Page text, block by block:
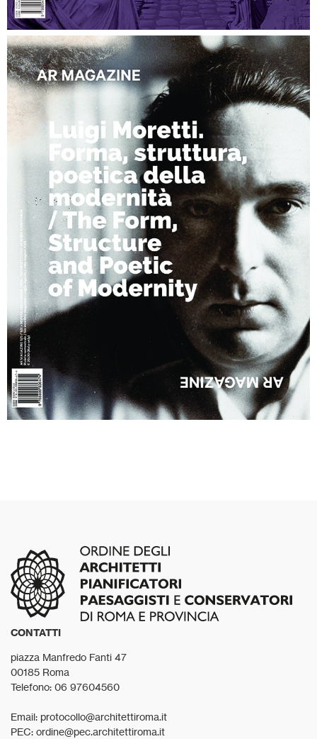
CONTATTI
piazza Manfredo Fanti 47
00185 Roma
Telefono: 06 97604560
Email: protocollo@architettiroma.it
PEC: ordine@pec.architettiroma.it